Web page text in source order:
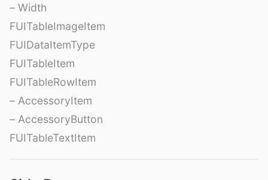
– Width
FUITableImageItem
FUIDataItemType
FUITableItem
FUITableRowItem
– AccessoryItem
– AccessoryButton
FUITableTextItem